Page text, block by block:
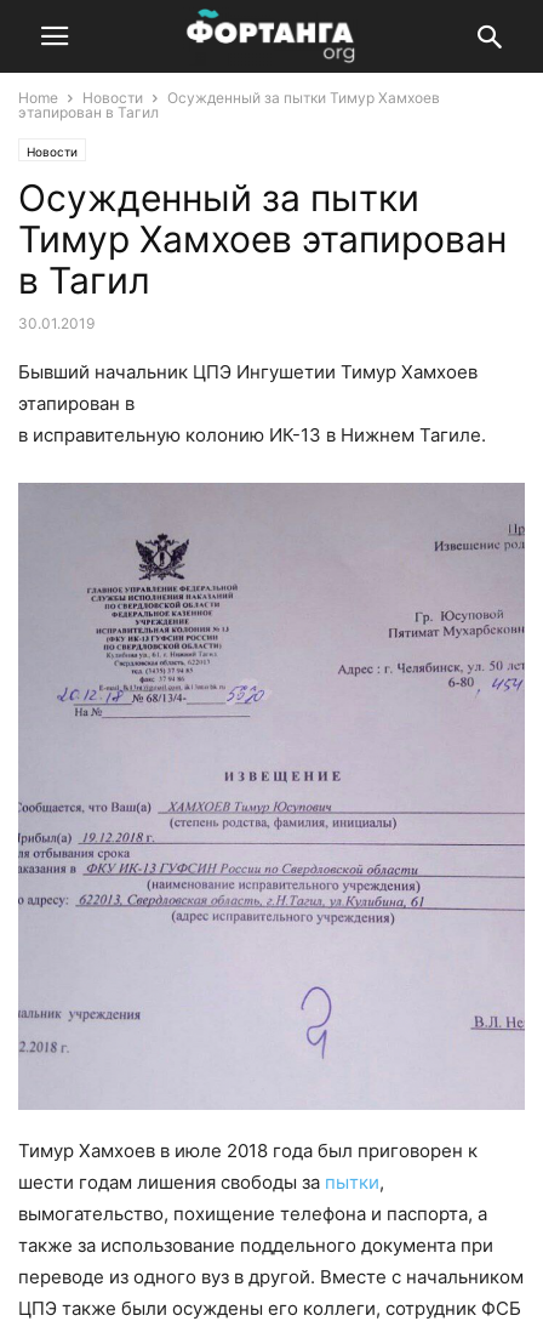
Home Новости
Осужденный за пытки Тимур Хамхоев
этапирован в Тагил
Новости
Осужденный за пытки
Тимур Хамхоев этапирован
в Тагил
30.01.2019
Бывший начальник ЦПЭ Ингушетии Тимур Хамхоев
этапирован в
в исправительную колонию ИК-13 в Нижнем Тагиле.
Тимур Хамхоев в июле 2018 года был приговорен к
шести годам лишения свободы за пытки,
вымогательство, похищение телефона и паспорта, а
также за использование поддельного документа при
переводе из одного вуз в другой. Вместе с начальником
ЦПЭ также были осуждены его коллеги, сотрудник ФСБ